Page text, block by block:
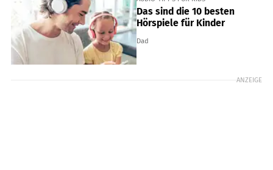
Das sind die 10 besten
Hörspiele für Kinder
Dad
ANZEIGE